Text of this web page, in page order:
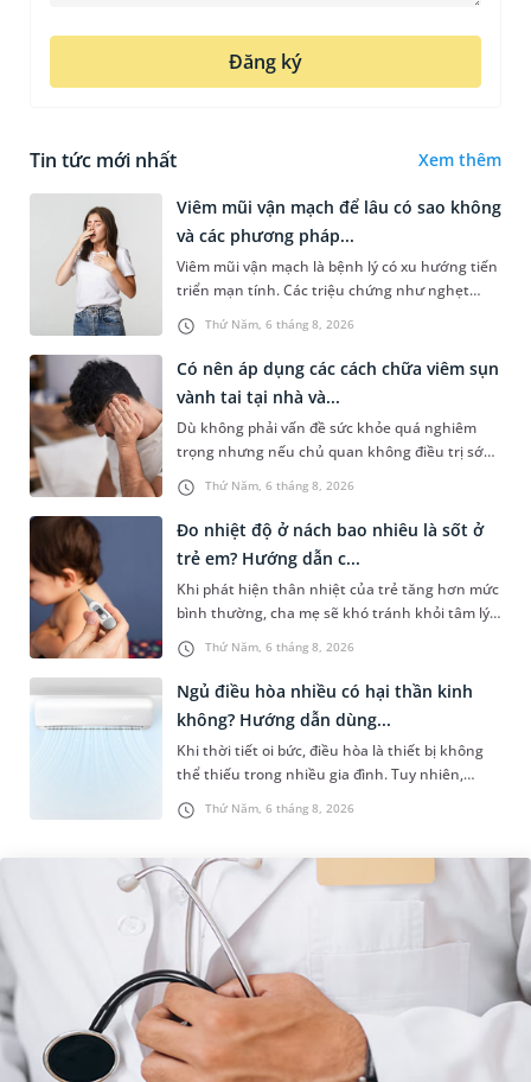
Đăng ký
Tin tức mới nhất Xem thêm
Thứ Năm, 6 tháng 8, 2026
Viêm mũi vận mạch để lâu có sao không
và các phương pháp...
Viêm mũi vận mạch là bệnh lý có xu hướng tiến
triển mạn tính. Các triệu chứng như nghẹt
mũi, chảy nước mũi thường xuyên khiến người
bệnh khó chịu. Tuy nhiên,...
Thứ Năm, 6 tháng 8, 2026
Có nên áp dụng các cách chữa viêm sụn
vành tai tại nhà và...
Dù không phải vấn đề sức khỏe quá nghiêm
trọng nhưng nếu chủ quan không điều trị sớm,
người bệnh có thể phải đối mặt với một số biến
chứng. Nếu chưa xuất hiệ...
Thứ Năm, 6 tháng 8, 2026
Đo nhiệt độ ở nách bao nhiêu là sốt ở
trẻ em? Hướng dẫn c...
Khi phát hiện thân nhiệt của trẻ tăng hơn mức
bình thường, cha mẹ sẽ khó tránh khỏi tâm lý
lo lắng. Tuy nhiên, không phải ai cũng biết đo
nhiệt độ ở nách bao...
Thứ Năm, 6 tháng 8, 2026
Ngủ điều hòa nhiều có hại thần kinh
không? Hướng dẫn dùng...
Khi thời tiết oi bức, điều hòa là thiết bị không
thể thiếu trong nhiều gia đình. Tuy nhiên,
nhiều người lo ngại rằng việc ngủ trong phòng
điều hòa mỗi đêm có...